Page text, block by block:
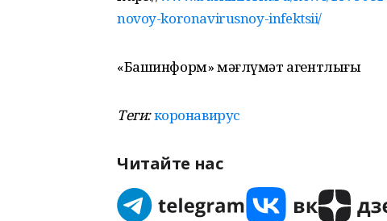
novoy-koronavirusnoy-infektsii/
«Башинформ» мәғлүмәт агентлығы
Теги:коронавирус
Читайте нас